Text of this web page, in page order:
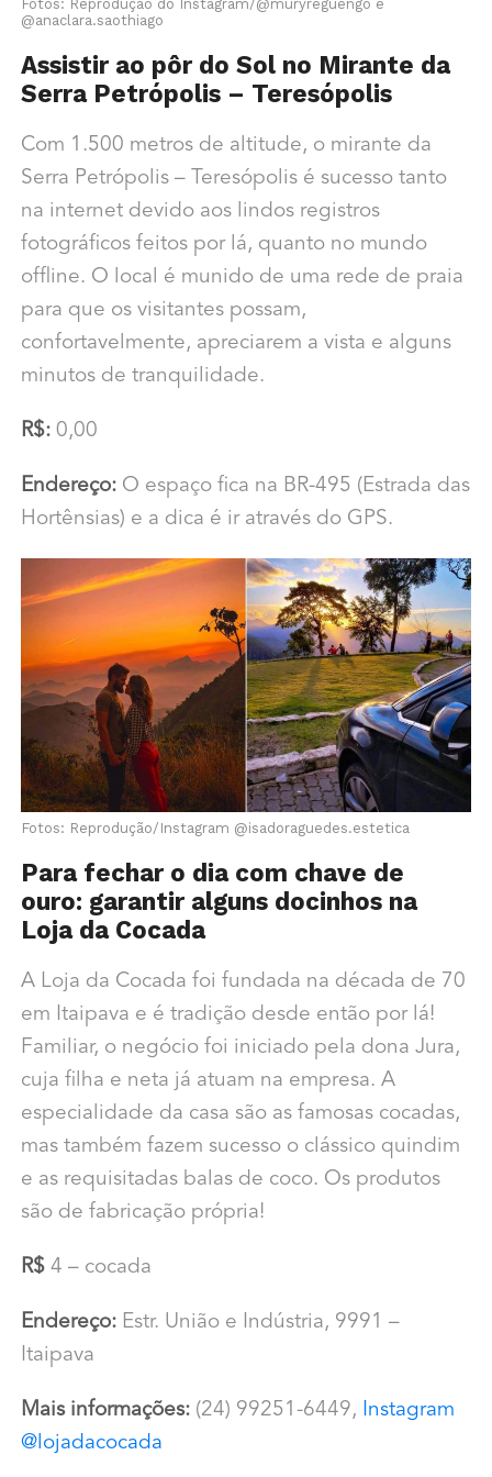
Fotos: Reprodução do Instagram/@muryreguengo e
@anaclara.saothiago
Assistir ao pôr do Sol no Mirante da
Serra Petrópolis – Teresópolis
Com 1.500 metros de altitude, o mirante da
Serra Petrópolis – Teresópolis é sucesso tanto
na internet devido aos lindos registros
fotográficos feitos por lá, quanto no mundo
offline. O local é munido de uma rede de praia
para que os visitantes possam,
confortavelmente, apreciarem a vista e alguns
minutos de tranquilidade.
R$:0,00
Endereço:O espaço fica na BR-495 (Estrada das
Hortênsias) e a dica é ir através do GPS.
Fotos: Reprodução/Instagram @isadoraguedes.estetica
Para fechar o dia com chave de
ouro: garantir alguns docinhos na
Loja da Cocada
A Loja da Cocada foi fundada na década de 70
em Itaipava e é tradição desde então por lá!
Familiar, o negócio foi iniciado pela dona Jura,
cuja filha e neta já atuam na empresa. A
especialidade da casa são as famosas cocadas,
mas também fazem sucesso o clássico quindim
e as requisitadas balas de coco. Os produtos
são de fabricação própria!
R$4 – cocada
Endereço:Estr. União e Indústria, 9991 –
Itaipava
Mais informações:(24) 99251-6449, Instagram
@lojadacocada